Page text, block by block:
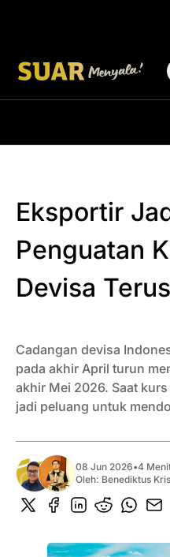
Eksportir
Penguatan
Devisa
Cadangan devisa
pada akhir April turun
akhir Mei 2026. Saat
jadi peluang untuk
08 Jun 2026•4
Oleh: Benediktus